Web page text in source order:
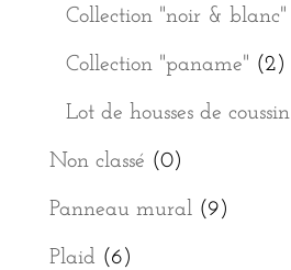
Collection "noir & blanc"
Collection "paname" (2)
Lot de housses de coussin
Non classé (0)
Panneau mural (9)
Plaid (6)